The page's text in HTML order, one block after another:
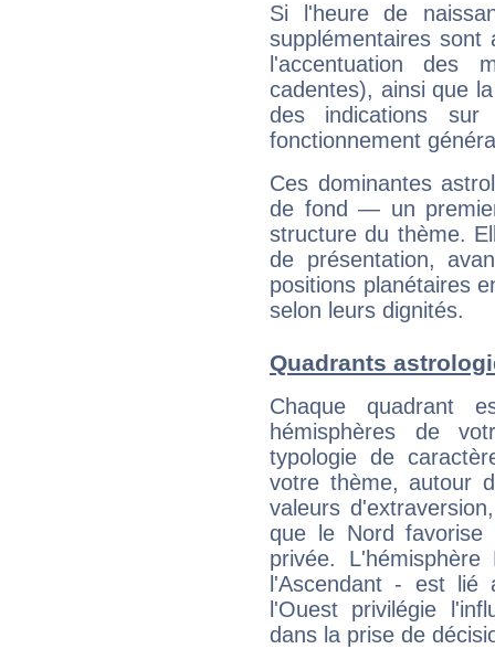
Si l'heure de
supplémentaires sont
l'accentuation des
cadentes), ainsi que
des indications sur
fonctionnement
Ces dominantes
de fond — un
structure du thème.
de présentation,
positions planétaires
selon leurs dignités.
Quadrants
Chaque quadrant
hémisphères de
typologie de
votre thème, autour
valeurs
que le Nord favorise
privée.
l'Ascendant - est
l'Ouest privilégie
dans la prise de